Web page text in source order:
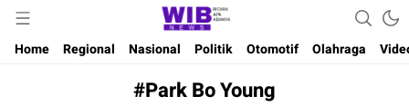
Wibnews
Waktu Indonesia Bicara
Home
Regional Nasional Politik Otomotif Olahraga
#Park Bo Young